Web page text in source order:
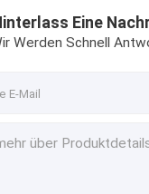
Eine
Werden Schnell